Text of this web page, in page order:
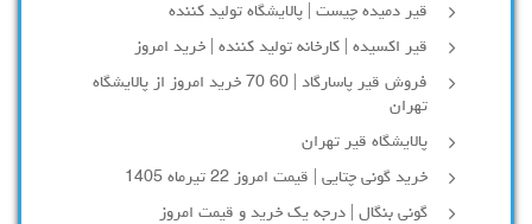
قیر دمیده چیست | پالایشگاه تولید کننده
قیر اکسیده | کارخانه تولید کننده | خرید امروز
فروش قیر پاسارگاد | 60 70 خرید امروز از پالایشگاه
تهران
پالایشگاه قیر تهران
خرید گونی چتایی | قیمت امروز 22 تیرماه 1405
گونی بنگال | درجه یک خرید و قیمت امروز